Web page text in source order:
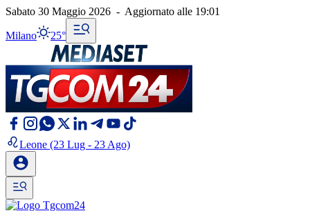
Sabato 30 Maggio 2026 - Aggiornato alle 19:01
Milano 25°
Leone (23 Lug - 23 Ago)